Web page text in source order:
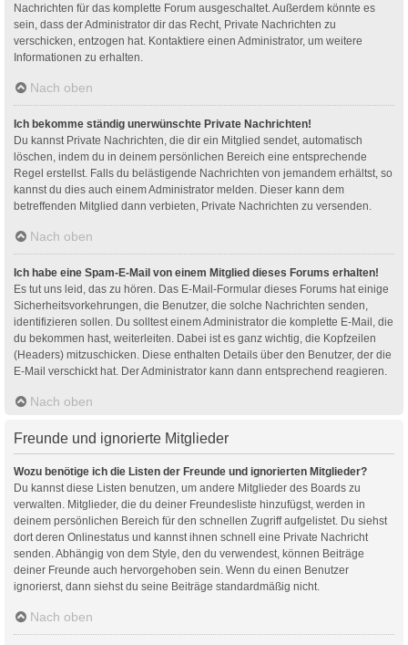
Nachrichten für das komplette Forum ausgeschaltet. Außerdem könnte es
sein, dass der Administrator dir das Recht, Private Nachrichten zu
verschicken, entzogen hat. Kontaktiere einen Administrator, um weitere
Informationen zu erhalten.
Nach oben
Ich bekomme ständig unerwünschte Private Nachrichten!
Du kannst Private Nachrichten, die dir ein Mitglied sendet, automatisch
löschen, indem du in deinem persönlichen Bereich eine entsprechende
Regel erstellst. Falls du belästigende Nachrichten von jemandem erhältst, so
kannst du dies auch einem Administrator melden. Dieser kann dem
betreffenden Mitglied dann verbieten, Private Nachrichten zu versenden.
Nach oben
Ich habe eine Spam-E-Mail von einem Mitglied dieses Forums erhalten!
Es tut uns leid, das zu hören. Das E-Mail-Formular dieses Forums hat einige
Sicherheitsvorkehrungen, die Benutzer, die solche Nachrichten senden,
identifizieren sollen. Du solltest einem Administrator die komplette E-Mail, die
du bekommen hast, weiterleiten. Dabei ist es ganz wichtig, die Kopfzeilen
(Headers) mitzuschicken. Diese enthalten Details über den Benutzer, der die
E-Mail verschickt hat. Der Administrator kann dann entsprechend reagieren.
Nach oben
Freunde und ignorierte Mitglieder
Wozu benötige ich die Listen der Freunde und ignorierten Mitglieder?
Du kannst diese Listen benutzen, um andere Mitglieder des Boards zu
verwalten. Mitglieder, die du deiner Freundesliste hinzufügst, werden in
deinem persönlichen Bereich für den schnellen Zugriff aufgelistet. Du siehst
dort deren Onlinestatus und kannst ihnen schnell eine Private Nachricht
senden. Abhängig von dem Style, den du verwendest, können Beiträge
deiner Freunde auch hervorgehoben sein. Wenn du einen Benutzer
ignorierst, dann siehst du seine Beiträge standardmäßig nicht.
Nach oben